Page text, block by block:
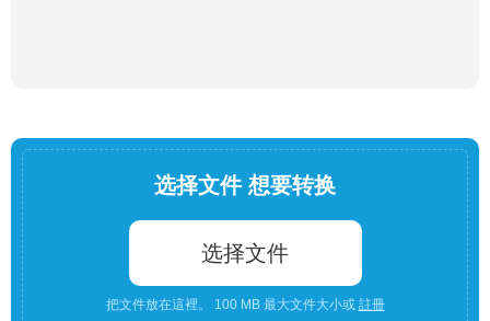
选择文件 想要转换
选择文件
把文件放在這裡。 100 MB 最大文件大小或 註冊